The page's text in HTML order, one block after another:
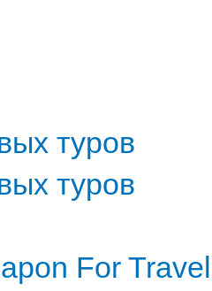
туров
туров
For